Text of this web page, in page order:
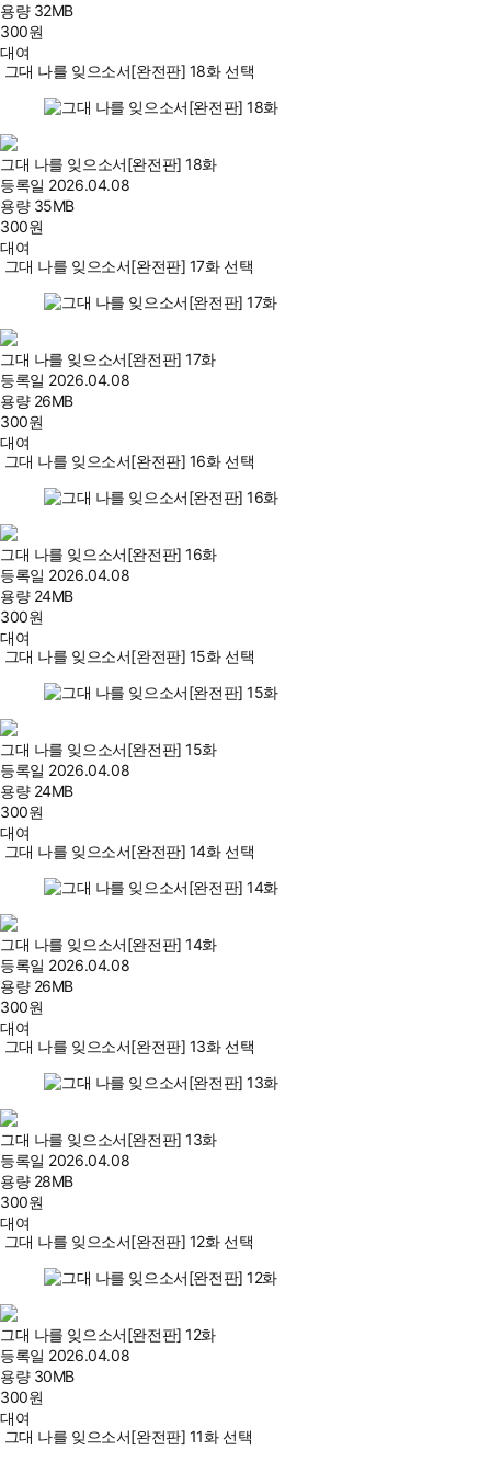
용량 32MB
300원
대여
그대 나를 잊으소서[완전판] 18화 선택
그대 나를 잊으소서[완전판] 18화
등록일 2026.04.08
용량 35MB
300원
대여
그대 나를 잊으소서[완전판] 17화 선택
그대 나를 잊으소서[완전판] 17화
등록일 2026.04.08
용량 26MB
300원
대여
그대 나를 잊으소서[완전판] 16화 선택
그대 나를 잊으소서[완전판] 16화
등록일 2026.04.08
용량 24MB
300원
대여
그대 나를 잊으소서[완전판] 15화 선택
그대 나를 잊으소서[완전판] 15화
등록일 2026.04.08
용량 24MB
300원
대여
그대 나를 잊으소서[완전판] 14화 선택
그대 나를 잊으소서[완전판] 14화
등록일 2026.04.08
용량 26MB
300원
대여
그대 나를 잊으소서[완전판] 13화 선택
그대 나를 잊으소서[완전판] 13화
등록일 2026.04.08
용량 28MB
300원
대여
그대 나를 잊으소서[완전판] 12화 선택
그대 나를 잊으소서[완전판] 12화
등록일 2026.04.08
용량 30MB
300원
대여
그대 나를 잊으소서[완전판] 11화 선택